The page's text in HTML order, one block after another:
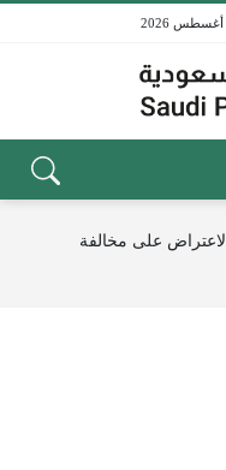
الاعتراض على مخالفة